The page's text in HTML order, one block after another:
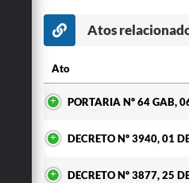
Atos
Ato
PORTARIA Nº 64 GAB,
DECRETO Nº 3940, 01
DECRETO Nº 3877, 25